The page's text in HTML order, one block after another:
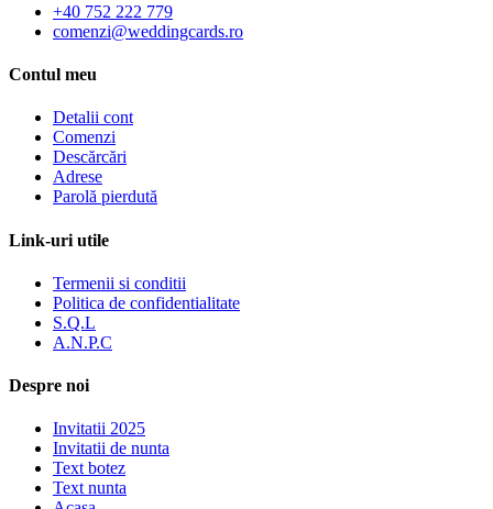
+40 752 222 779
comenzi@weddingcards.ro
Contul meu
Detalii cont
Comenzi
Descărcări
Adrese
Parolă pierdută
Link-uri utile
Termenii si conditii
Politica de confidentialitate
S.Q.L
A.N.P.C
Despre noi
Invitatii 2025
Invitatii de nunta
Text botez
Text nunta